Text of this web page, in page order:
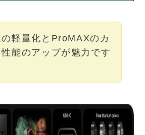
軽量化とProMAXのカ
性能のアップが魅力です